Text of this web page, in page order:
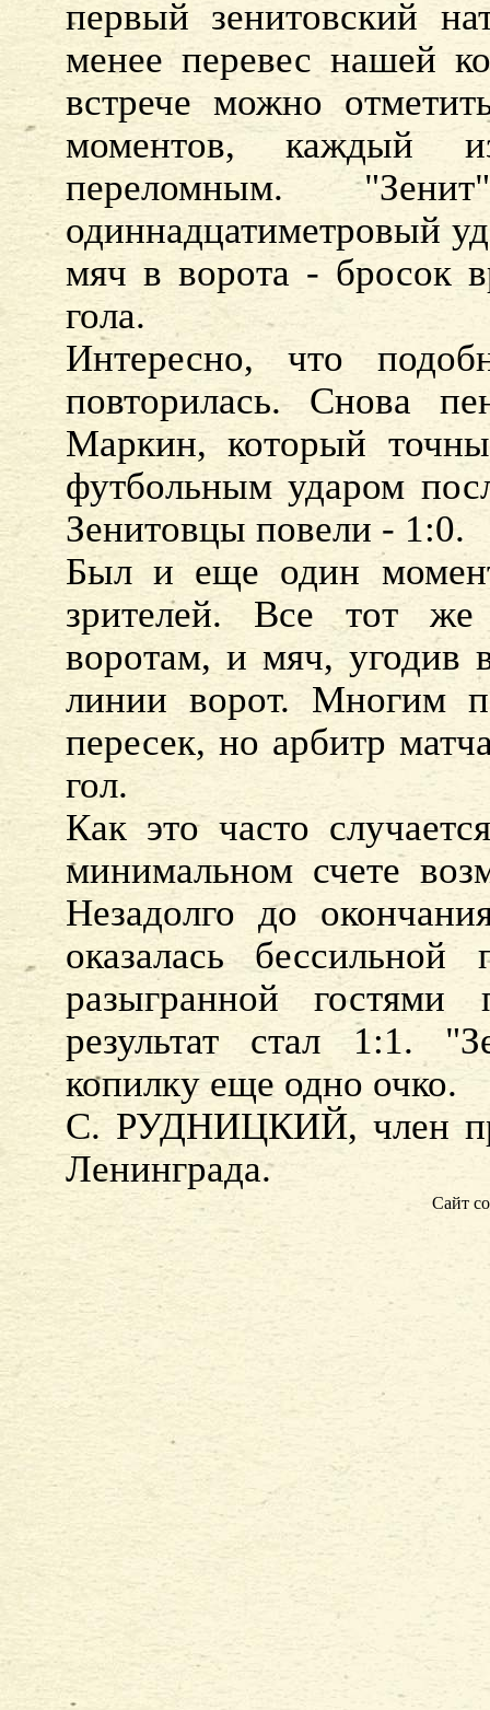
первый зенитовский
менее перевес нашей
встрече можно
моментов, каждый
переломным.
одиннадцатиметровый
мяч в ворота - бросок
гола.
Интересно, что
повторилась. Снова
Маркин, который
футбольным ударом
Зенитовцы повели - 1:0.
Был и еще один
зрителей. Все тот
воротам, и мяч, угодив
линии ворот. Многим
пересек, но арбитр
гол.
Как это часто
минимальном счете
Незадолго до
оказалась
разыгранной
результат стал 1:1.
копилку еще одно очко.
С. РУДНИЦКИЙ, член
Ленинграда.
Сайт